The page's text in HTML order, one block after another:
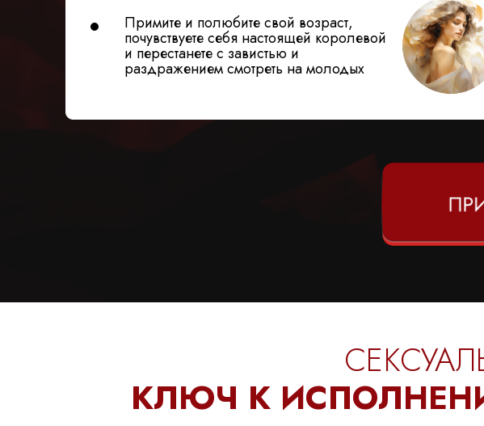
Примите и полюбите свой возраст,
почувствуете себя настоящей королевой
и перестанете с завистью и
раздражением смотреть на молодых
КЛЮЧ К